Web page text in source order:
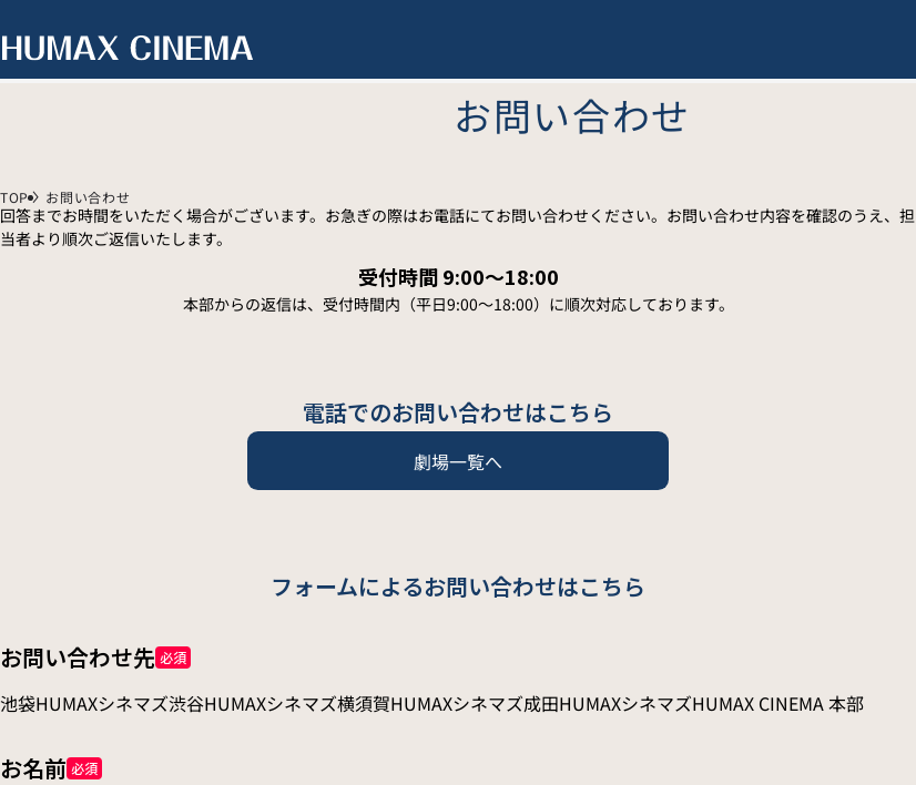
お問い合わせ
TOP お問い合わせ
回答までお時間をいただく場合がございます。お急ぎの際はお電話にてお問い合わせください。お問い合わせ内容を確認のうえ、担
当者より順次ご返信いたします。
受付時間 9:00～18:00
本部からの返信は、受付時間内（平日9:00〜18:00）に順次対応しております。
電話でのお問い合わせはこちら
劇場一覧へ
フォームによるお問い合わせはこちら
お問い合わせ先 必須
池袋HUMAXシネマズ渋谷HUMAXシネマズ横須賀HUMAXシネマズ成田HUMAXシネマズHUMAX CINEMA 本部
お名前 必須